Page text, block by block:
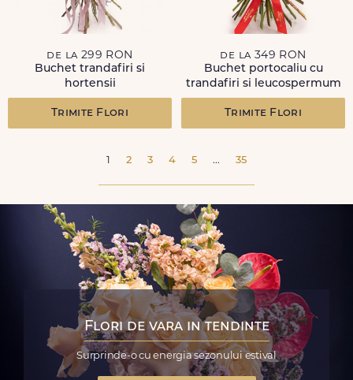
de la 299 RON
Buchet trandafiri si
hortensii
Trimite Flori
de la 349 RON
Buchet portocaliu cu
trandafiri si leucospermum
Trimite Flori
1 2 3 4 5 ... 35
Flori de vara in tendinte
Surprinde-o cu energia sezonului estival